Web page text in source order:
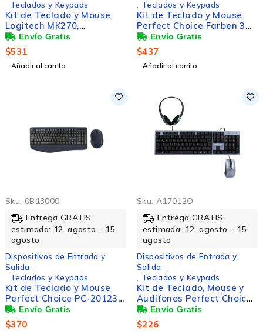
Teclados y Keypads
Kit de Teclado y Mouse
Logitech MK270,
Inalámbrico, USB, Negro
(Español)
$531
Añadir al carrito
Teclados y Keypads
Kit de Teclado y Mouse
Perfect Choice Farben 3
en 1, Alámbrico, USB,
Morado (Español)
$437
Añadir al carrito
Sku: 0B13000
Entrega GRATIS
estimada: 12. agosto - 15.
agosto
Dispositivos de Entrada y
Salida
Teclados y Keypads
Kit de Teclado y Mouse
Perfect Choice PC-201236,
RF Inalámbrico, Negro
(Español)
$370
Sku: A17012O
Entrega GRATIS
estimada: 12. agosto - 15.
agosto
Dispositivos de Entrada y
Salida
Teclados y Keypads
Kit de Teclado, Mouse y
Audífonos Perfect Choice
PC-201700, Alámbrico,
USB, Negro (Español)
$226